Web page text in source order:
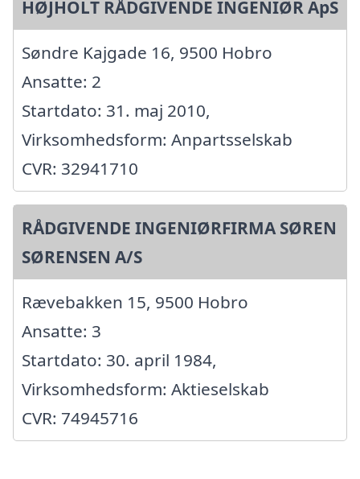
HØJHOLT RÅDGIVENDE INGENIØR ApS
Søndre Kajgade 16, 9500 Hobro
Ansatte: 2
Startdato: 31. maj 2010,
Virksomhedsform: Anpartsselskab
CVR: 32941710
RÅDGIVENDE INGENIØRFIRMA SØREN
SØRENSEN A/S
Rævebakken 15, 9500 Hobro
Ansatte: 3
Startdato: 30. april 1984,
Virksomhedsform: Aktieselskab
CVR: 74945716